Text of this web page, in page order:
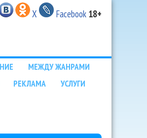
X Facebook 18+
МЕЖДУ ЖАНРАМИ
РЕКЛАМА
УСЛУГИ